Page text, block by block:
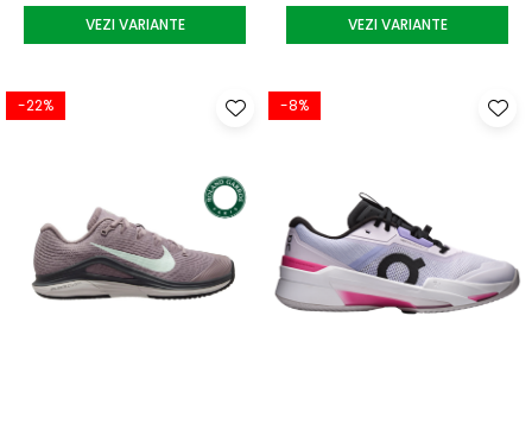
VEZI VARIANTE VEZI VARIANTE
-22% -8%